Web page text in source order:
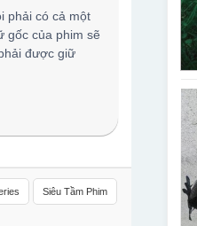
phải có cả một
gốc của phim sẽ
được giữ
Siêu Tầm Phim